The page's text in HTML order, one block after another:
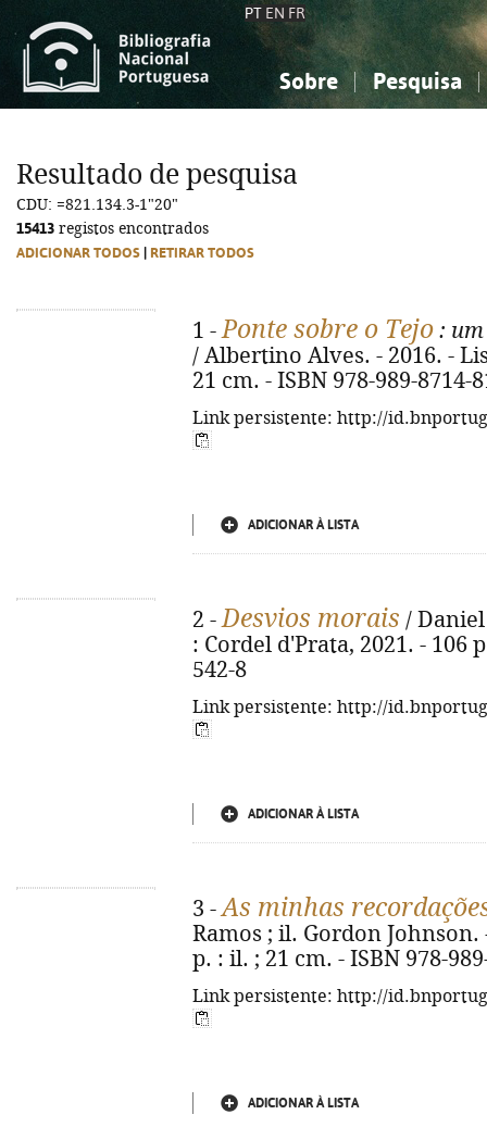
PT EN FR
Sobre Pesquisa
Ciências sociais...
Ciências sociais...
Resultado de pesquisa
CDU: =821.134.3-1"20"
15413 registos encontrados
ADICIONAR TODOS RETIRAR TODOS
1 -Ponte sobre o Tejo :
/ Albertino Alves. - 2016. -
21 cm. - ISBN 978-989-8714-
Link persistente: http://
ADICIONAR À LISTA
2 -Desvios morais /
: Cordel d'Prata, 2021. - 106
542-8
Link persistente: http://
ADICIONAR À LISTA
3 -As minhas
Ramos ; il. Gordon Johnson.
p. : il. ; 21 cm. - ISBN 978-
Link persistente: http://
ADICIONAR À LISTA